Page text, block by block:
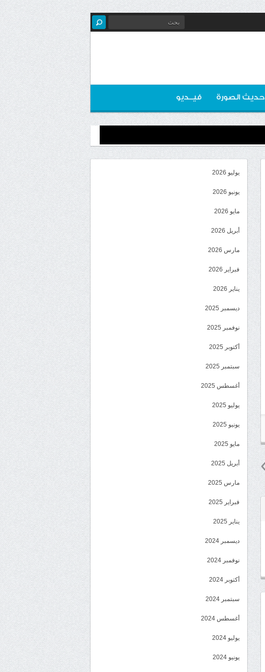
حديث الصورة فيــديو
يوليو 2026
يونيو 2026
مايو 2026
أبريل 2026
مارس 2026
فبراير 2026
يناير 2026
ديسمبر 2025
نوفمبر 2025
أكتوبر 2025
سبتمبر 2025
أغسطس 2025
يوليو 2025
يونيو 2025
مايو 2025
أبريل 2025
مارس 2025
فبراير 2025
يناير 2025
ديسمبر 2024
نوفمبر 2024
أكتوبر 2024
سبتمبر 2024
أغسطس 2024
يوليو 2024
يونيو 2024